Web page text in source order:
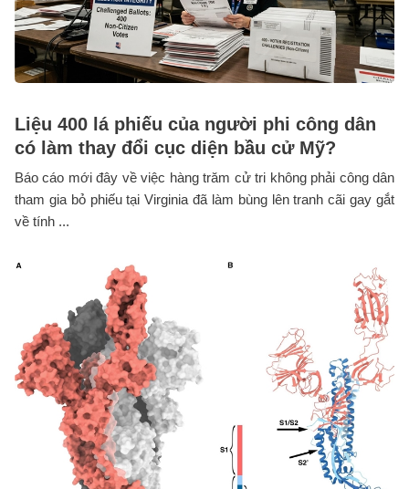
Liệu 400 lá phiếu của người phi công dân
có làm thay đổi cục diện bầu cử Mỹ?
Báo cáo mới đây về việc hàng trăm cử tri không phải công dân
tham gia bỏ phiếu tại Virginia đã làm bùng lên tranh cãi gay gắt
về tính ...